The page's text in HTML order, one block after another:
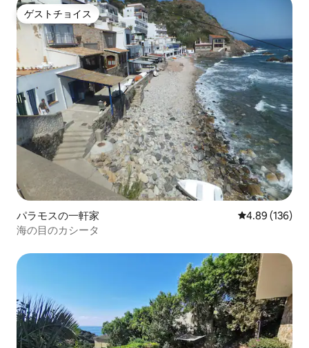
ゲストチョイス
ゲストチョイス
パラモスの一軒家 レビュー136
4.89 (136)
海の目のカシータ